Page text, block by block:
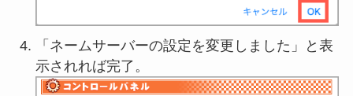
「ネームサーバーの設定を変更しました」と表
示されれば完了。